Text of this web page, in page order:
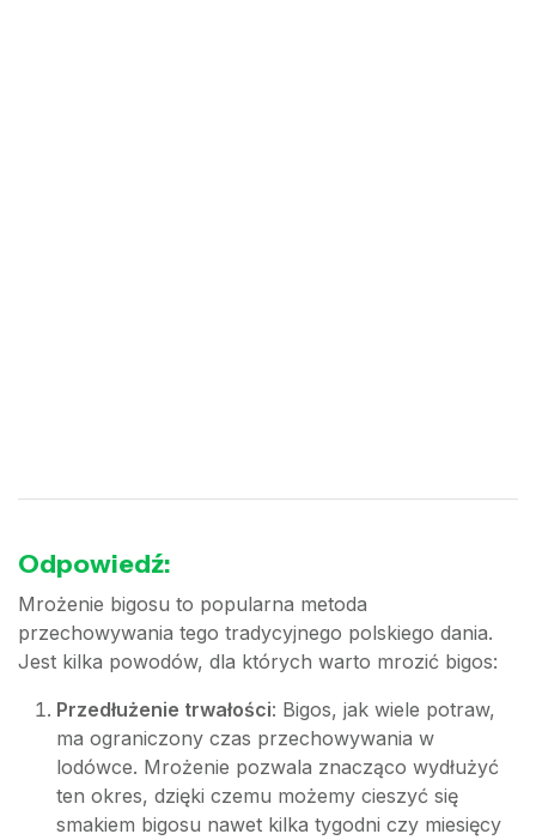
Odpowiedź:
Mrożenie bigosu to popularna metoda
przechowywania tego tradycyjnego polskiego dania.
Jest kilka powodów, dla których warto mrozić bigos:
Przedłużenie trwałości: Bigos, jak wiele potraw,
ma ograniczony czas przechowywania w
lodówce. Mrożenie pozwala znacząco wydłużyć
ten okres, dzięki czemu możemy cieszyć się
smakiem bigosu nawet kilka tygodni czy miesięcy